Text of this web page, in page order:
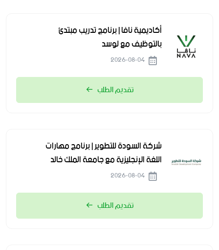
أكاديمية نافا | برنامج تدريب مبتدئ
بالتوظيف مع لوسد
تقديم الطلب
شركة السودة للتطوير | برنامج مهارات
اللغة الإنجليزية مع جامعة الملك خالد
تقديم الطلب